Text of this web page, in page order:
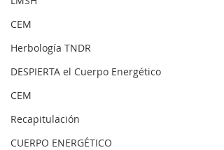
CEM
Herbología TNDR
DESPIERTA el Cuerpo Energético
CEM
Recapitulación
CUERPO ENERGÉTICO